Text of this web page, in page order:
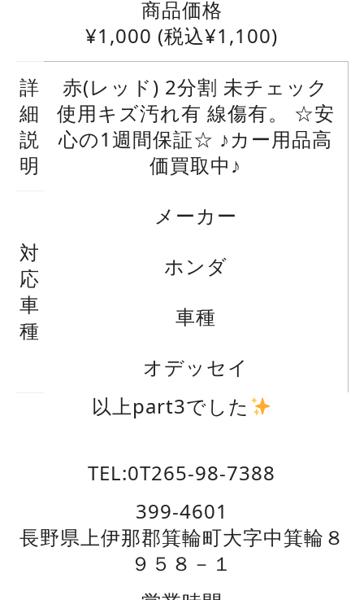
商品価格
¥1,000 (税込¥1,100)
詳
細
説
明
赤(レッド) 2分割 未チェック
使用キズ汚れ有 線傷有。 ☆安
心の1週間保証☆ ♪カー用品高
価買取中♪
対
応
車
種
メーカー
ホンダ
車種
オデッセイ
以上part3でした
TEL:0T265-98-7388
399-4601
長野県上伊那郡箕輪町大字中箕輪８
９５８－１